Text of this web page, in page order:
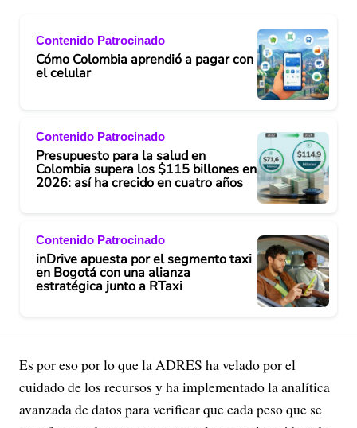
Contenido Patrocinado
Cómo Colombia aprendió a pagar con
el celular
Contenido Patrocinado
Presupuesto para la salud en
Colombia supera los $115 billones en
2026: así ha crecido en cuatro años
Contenido Patrocinado
inDrive apuesta por el segmento taxi
en Bogotá con una alianza
estratégica junto a RTaxi
Es por eso por lo que la ADRES ha velado por el
cuidado de los recursos y ha implementado la analítica
avanzada de datos para verificar que cada peso que se